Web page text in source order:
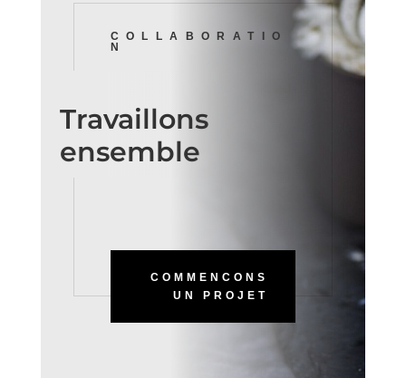
COLLABORATIO
N
Travaillons
ensemble
COMMENCONS
UN PROJET